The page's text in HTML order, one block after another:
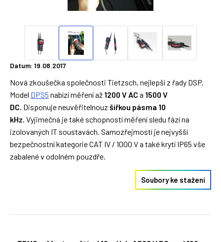
Datum: 19.08.2017
Nová zkoušečka společnosti Tietzsch, nejlepší z řady DSP.
Model DPS5 nabízí měření až 1200 V AC a 1500 V
DC. Disponuje neuvěřitelnouz šířkou pásma 10
kHz. Vyjimečná je také schopností měření sledu fází na
izolovaných IT soustavách. Samozřejmostí je nejvyšší
bezpečnostní kategorie CAT IV / 1000 V a také krytí IP65 vše
zabalené v odolném pouzdře.
Soubory ke stažení